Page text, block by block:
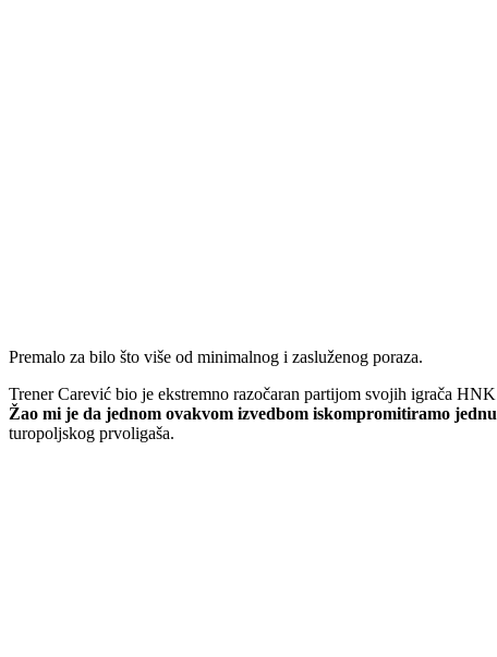
Premalo za bilo što više od minimalnog i zasluženog poraza.
Trener Carević bio je ekstremno razočaran partijom svojih igrača
Žao mi je da jednom ovakvom izvedbom iskompromitiramo
turopoljskog prvoligaša.